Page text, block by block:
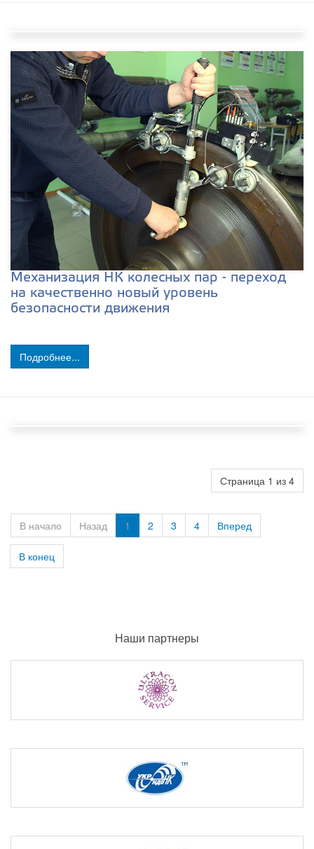
Механизация НК колесных пар - переход
на качественно новый уровень
безопасности движения
Подробнее...
Страница 1 из 4
В начало Назад 1 2 3 4 Вперед
В конец
Наши партнеры